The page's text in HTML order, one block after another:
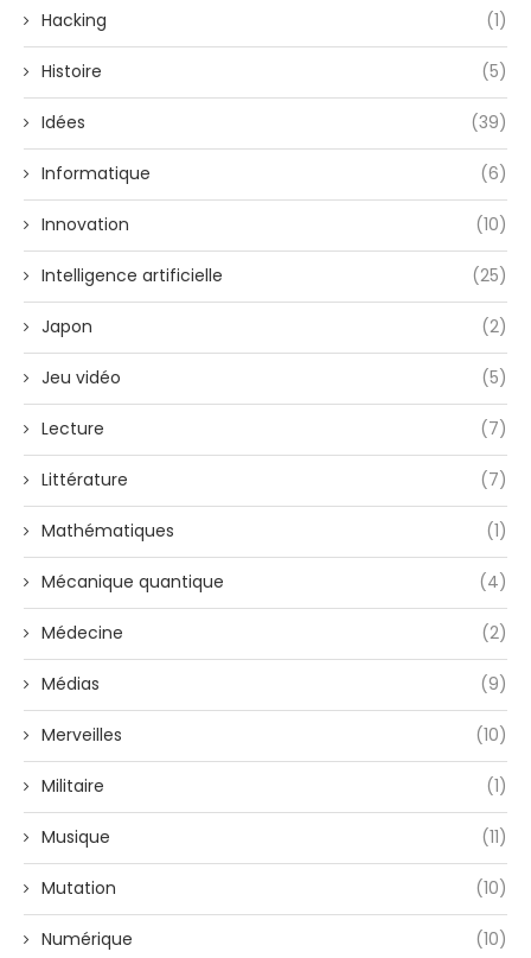
Hacking (1)
Histoire (5)
Idées (39)
Informatique (6)
Innovation (10)
Intelligence artificielle (25)
Japon (2)
Jeu vidéo (5)
Lecture (7)
Littérature (7)
Mathématiques (1)
Mécanique quantique (4)
Médecine (2)
Médias (9)
Merveilles (10)
Militaire (1)
Musique (11)
Mutation (10)
Numérique (10)